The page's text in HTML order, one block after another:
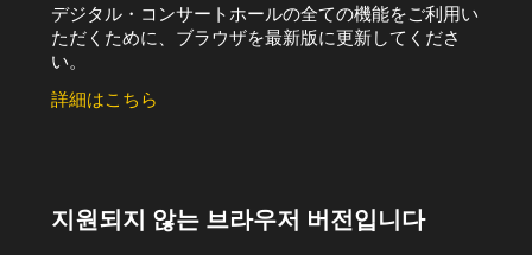
デジタル・コンサートホールの全ての機能をご利用い
ただくために、ブラウザを最新版に更新してくださ
い。
詳細はこちら
지원되지 않는 브라우저 버전입니다